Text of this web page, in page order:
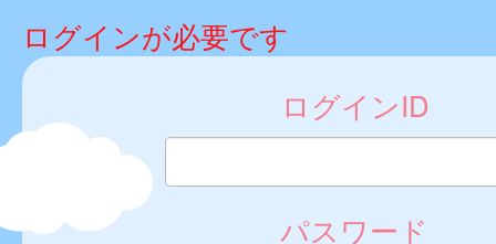
ログインが必要です
ログインID
パスワード